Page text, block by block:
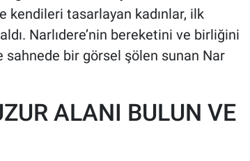
kendileri tasarlayan kadınlar, ilk
Narlıdere’nin bereketini ve birliğini
sahnede bir görsel şölen sunan Nar
ALANI BULUN VE